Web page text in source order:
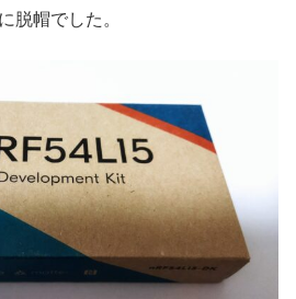
脱帽でした。